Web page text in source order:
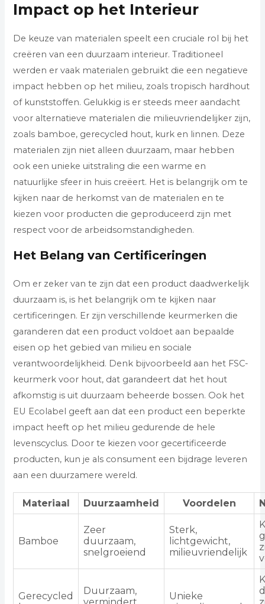
Impact op het Interieur
De keuze van materialen speelt een cruciale rol bij het
creëren van een duurzaam interieur. Traditioneel
werden er vaak materialen gebruikt die een negatieve
impact hebben op het milieu, zoals tropisch hardhout
of kunststoffen. Gelukkig is er steeds meer aandacht
voor alternatieve materialen die milieuvriendelijker zijn,
zoals bamboe, gerecycled hout, kurk en linnen. Deze
materialen zijn niet alleen duurzaam, maar hebben
ook een unieke uitstraling die een warme en
natuurlijke sfeer in huis creëert. Het is belangrijk om te
kijken naar de herkomst van de materialen en te
kiezen voor producten die geproduceerd zijn met
respect voor de arbeidsomstandigheden.
Het Belang van Certificeringen
Om er zeker van te zijn dat een product daadwerkelijk
duurzaam is, is het belangrijk om te kijken naar
certificeringen. Er zijn verschillende keurmerken die
garanderen dat een product voldoet aan bepaalde
eisen op het gebied van milieu en sociale
verantwoordelijkheid. Denk bijvoorbeeld aan het FSC-
keurmerk voor hout, dat garandeert dat het hout
afkomstig is uit duurzaam beheerde bossen. Ook het
EU Ecolabel geeft aan dat een product een beperkte
impact heeft op het milieu gedurende de hele
levenscyclus. Door te kiezen voor gecertificeerde
producten, kun je als consument een bijdrage leveren
aan een duurzamere wereld.
Materiaal Duurzaamheid Voordelen
Bamboe
Zeer
duurzaam,
snelgroeiend
Sterk,
lichtgewicht,
milieuvriendelijk
Gerecycled
Duurzaam,
vermindert
Unieke